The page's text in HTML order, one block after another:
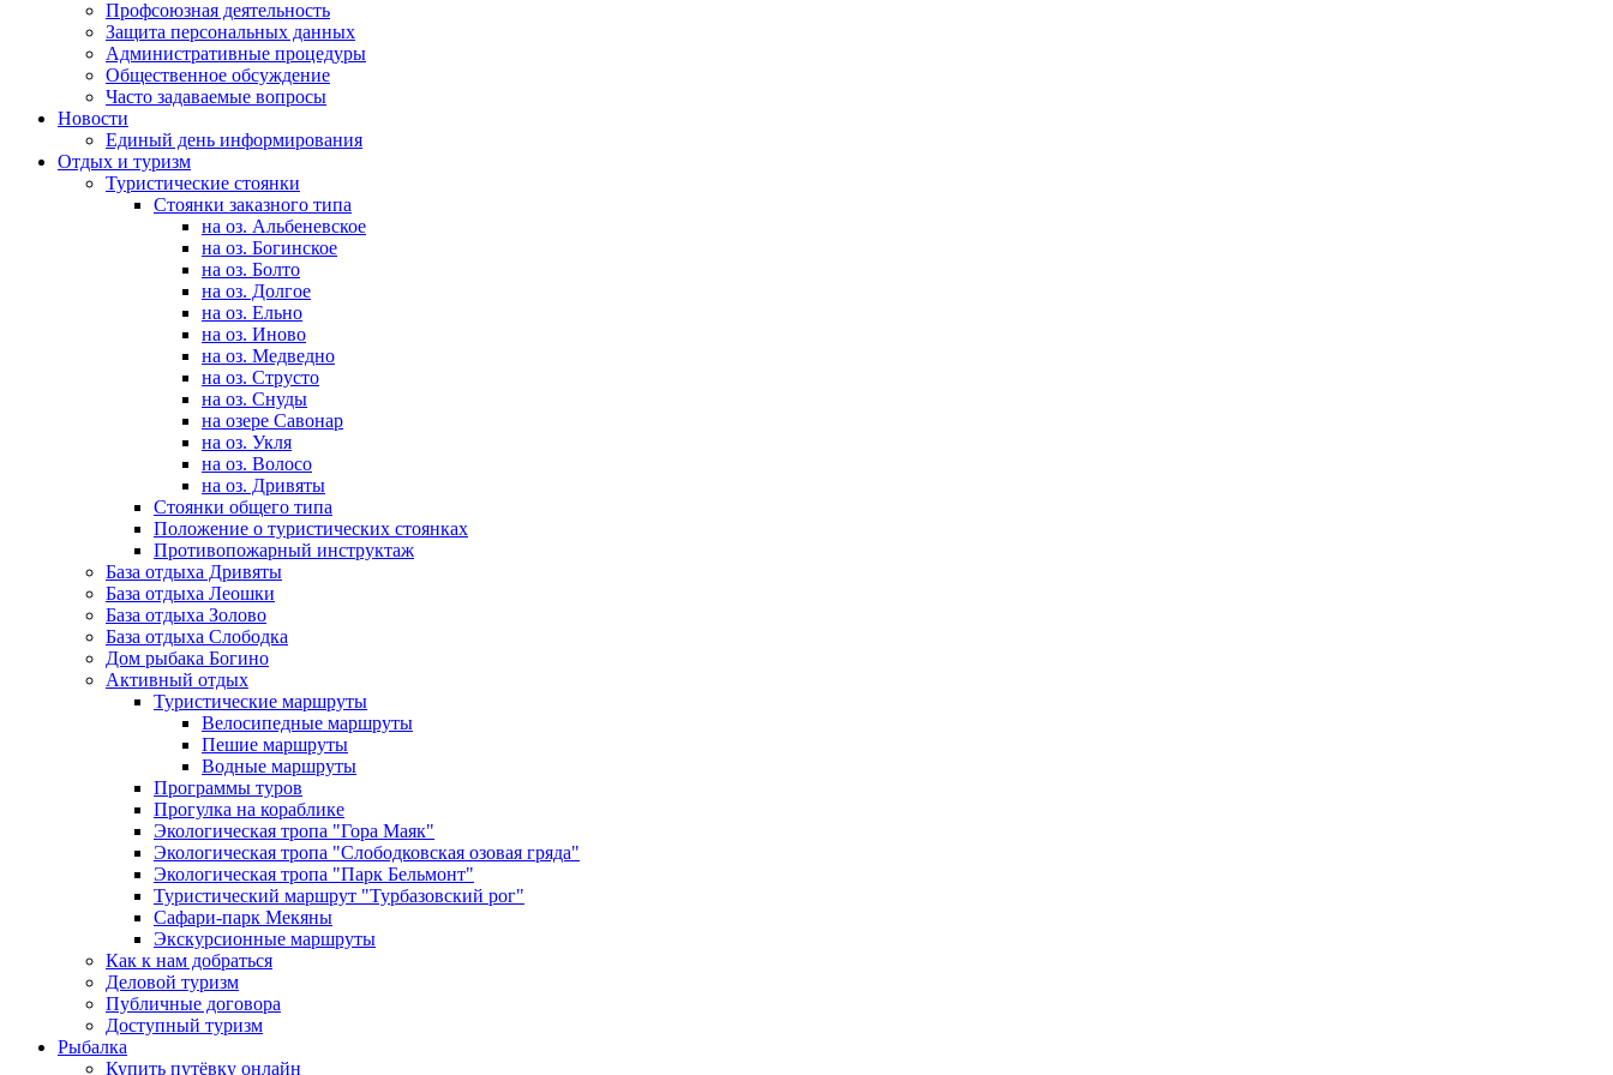
Профсоюзная деятельность
Защита персональных данных
Административные процедуры
Общественное обсуждение
Часто задаваемые вопросы
Новости
Единый день информирования
Отдых и туризм
Туристические стоянки
Стоянки заказного типа
на оз. Альбеневское
на оз. Богинское
на оз. Болто
на оз. Долгое
на оз. Ельно
на оз. Иново
на оз. Медведно
на оз. Струсто
на оз. Снуды
на озере Савонар
на оз. Укля
на оз. Волосо
на оз. Дривяты
Стоянки общего типа
Положение о туристических стоянках
Противопожарный инструктаж
База отдыха Дривяты
База отдыха Леошки
База отдыха Золово
База отдыха Слободка
Дом рыбака Богино
Активный отдых
Туристические маршруты
Велосипедные маршруты
Пешие маршруты
Водные маршруты
Программы туров
Прогулка на кораблике
Экологическая тропа "Гора Маяк"
Экологическая тропа "Слободковская озовая гряда"
Экологическая тропа "Парк Бельмонт"
Туристический маршрут "Турбазовский рог"
Сафари-парк Мекяны
Экскурсионные маршруты
Как к нам добраться
Деловой туризм
Публичные договора
Доступный туризм
Рыбалка
Купить путёвку онлайн